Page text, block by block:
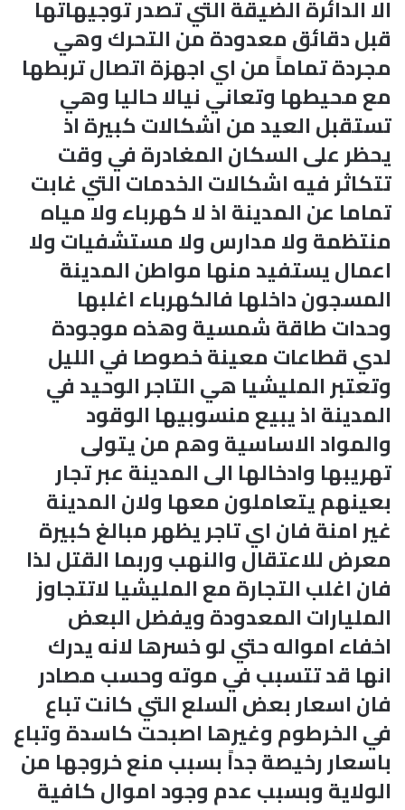
الا الدائرة الضيقة التي تصدر توجيهاتها
قبل دقائق معدودة من التحرك وهي
مجردة تماماً من اي اجهزة اتصال تربطها
مع محيطها وتعاني نيالا حاليا وهي
تستقبل العيد من اشكالات كبيرة اذ
يحظر على السكان المغادرة في وقت
تتكاثر فيه اشكالات الخدمات التي غابت
تماما عن المدينة اذ لا كهرباء ولا مياه
منتظمة ولا مدارس ولا مستشفيات ولا
اعمال يستفيد منها مواطن المدينة
المسجون داخلها فالكهرباء اغلبها
وحدات طاقة شمسية وهذه موجودة
لدي قطاعات معينة خصوصا في الليل
وتعتبر المليشيا هي التاجر الوحيد في
المدينة اذ يبيع منسوبيها الوقود
والمواد الاساسية وهم من يتولى
تهريبها وادخالها الى المدينة عبر تجار
بعينهم يتعاملون معها ولان المدينة
غير امنة فان اي تاجر يظهر مبالغ كبيرة
معرض للاعتقال والنهب وربما القتل لذا
فان اغلب التجارة مع المليشيا لاتتجاوز
المليارات المعدودة ويفضل البعض
اخفاء امواله حتي لو خسرها لانه يدرك
انها قد تتسبب في موته وحسب مصادر
فان اسعار بعض السلع التي كانت تباع
في الخرطوم وغيرها اصبحت كاسدة وتباع
باسعار رخيصة جداً بسبب منع خروجها من
الولاية وبسبب عدم وجود اموال كافية